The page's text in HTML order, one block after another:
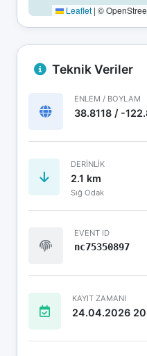
Leaflet | ©
Teknik Veriler
ENLEM / BOYLAM
38.8118 / -
DERINLIK
2.1 km
Sığ Odak
EVENT ID
nc75350897
KAYIT ZAMANI
24.04.2026